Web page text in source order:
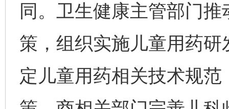
同。卫生健康主管部门
策，组织实施儿童用药
定儿童用药相关技术规